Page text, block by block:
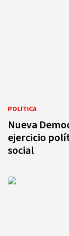
POLÍTICA
Nueva
ejercicio
social